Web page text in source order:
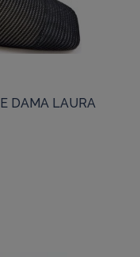
DAMA LAURA